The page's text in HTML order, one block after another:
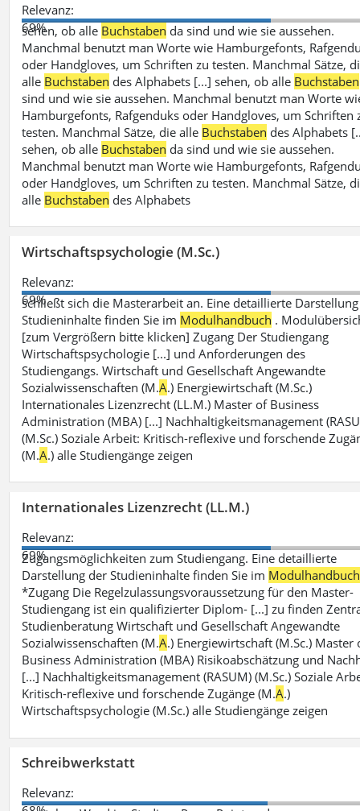
Relevanz:
69%
sehen, ob alle Buchstaben da sind und wie sie aussehen.
Manchmal benutzt man Worte wie Hamburgefonts,
oder Handgloves, um Schriften zu testen. Manchmal Sätze,
alle Buchstaben des Alphabets [...] sehen, ob alle Buchstaben
sind und wie sie aussehen. Manchmal benutzt man Worte
Hamburgefonts, Rafgenduks oder Handgloves, um Schriften
testen. Manchmal Sätze, die alle Buchstaben des Alphabets
sehen, ob alle Buchstaben da sind und wie sie aussehen.
Manchmal benutzt man Worte wie Hamburgefonts,
oder Handgloves, um Schriften zu testen. Manchmal Sätze,
alle Buchstaben des Alphabets
Wirtschaftspsychologie (M.Sc.)
Relevanz:
69%
schließt sich die Masterarbeit an. Eine detaillierte
Studieninhalte finden Sie im Modulhandbuch .
[zum Vergrößern bitte klicken] Zugang Der Studiengang
Wirtschaftspsychologie [...] und Anforderungen des
Studiengangs. Wirtschaft und Gesellschaft Angewandte
Sozialwissenschaften (M.A.) Energiewirtschaft (M.Sc.)
Internationales Lizenzrecht (LL.M.) Master of Business
Administration (MBA) [...] Nachhaltigkeitsmanagement
(M.Sc.) Soziale Arbeit: Kritisch-reflexive und forschende
(M.A.) alle Studiengänge zeigen
Internationales Lizenzrecht (LL.M.)
Relevanz:
69%
Zugangsmöglichkeiten zum Studiengang. Eine detaillierte
Darstellung der Studieninhalte finden Sie im Modulhandbuch
*Zugang Die Regelzulassungsvoraussetzung für den Master-
Studiengang ist ein qualifizierter Diplom- [...] zu finden
Studienberatung Wirtschaft und Gesellschaft Angewandte
Sozialwissenschaften (M.A.) Energiewirtschaft (M.Sc.) Master
Business Administration (MBA) Risikoabschätzung und
[...] Nachhaltigkeitsmanagement (RASUM) (M.Sc.) Soziale
Kritisch-reflexive und forschende Zugänge (M.A.)
Wirtschaftspsychologie (M.Sc.) alle Studiengänge zeigen
Schreibwerkstatt
Relevanz: